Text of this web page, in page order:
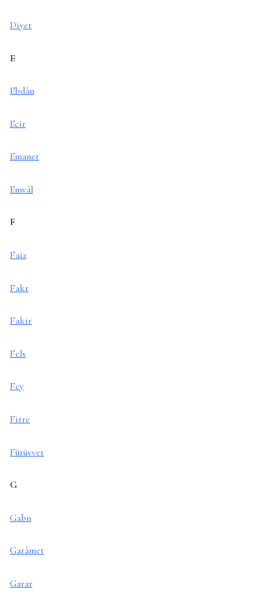
Diyet
E
Ebdân
Ecir
Emanet
Emvâl
F
Faiz
Fakr
Fakir
Fels
Fey
Fitre
Fütüvvet
G
Gabn
Garâmet
Garar